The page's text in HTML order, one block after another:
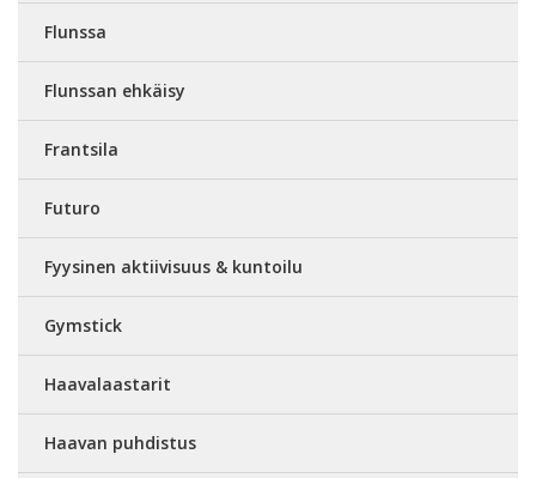
Flunssa
Flunssan ehkäisy
Frantsila
Futuro
Fyysinen aktiivisuus & kuntoilu
Gymstick
Haavalaastarit
Haavan puhdistus